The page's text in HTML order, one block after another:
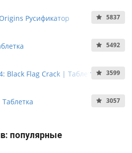
Русификатор 5837
5492
Black Flag Crack | Таблетка 3599
3057
популярные